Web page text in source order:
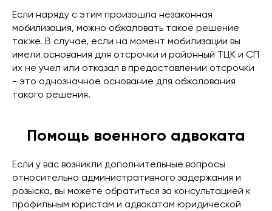
Если наряду с этим произошла незаконная
мобилизация, можно обжаловать такое решение
также. В случае, если на момент мобилизации вы
имели основания для отсрочки и районный ТЦК и СП
их не учел или отказал в предоставлении отсрочки
- это однозначное основание для обжалования
такого решения.
Помощь военного адвоката
Если у вас возникли дополнительные вопросы
относительно административного задержания и
розыска, вы можете обратиться за консультацией к
профильным юристам и адвокатам юридической